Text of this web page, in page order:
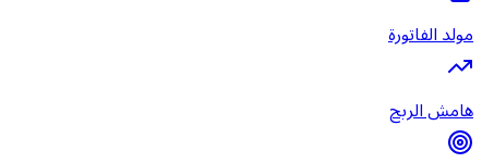
مولد الفاتورة
هامش الربح